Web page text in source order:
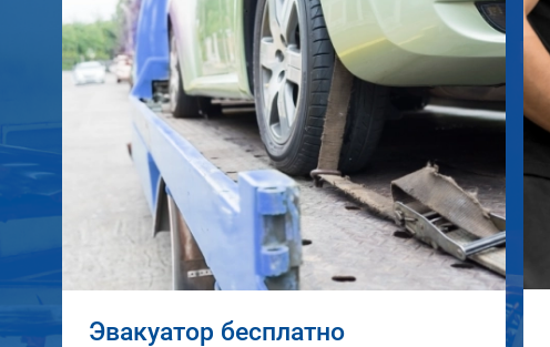
Эвакуатор бесплатно